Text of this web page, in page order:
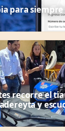
para
recorre el
y